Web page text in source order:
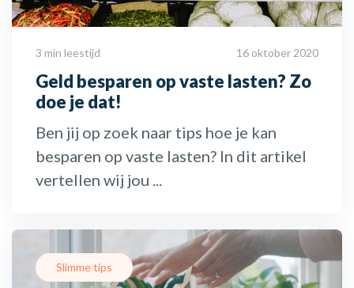
3 min leestijd 16 oktober 2020
Geld besparen op vaste lasten? Zo
doe je dat!
Ben jij op zoek naar tips hoe je kan
besparen op vaste lasten? In dit artikel
vertellen wij jou ...
Slimme tips